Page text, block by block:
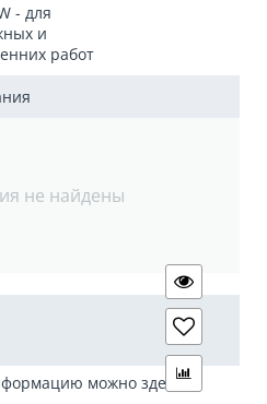
- для
и
работ
не найдены
можно здесь: